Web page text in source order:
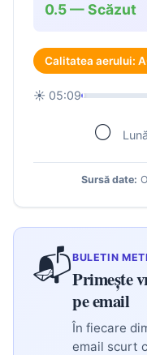
0.5 — Scăzut
Calitatea aerului:
☀ 05:09
🌕
Sursă date:
📬BULETIN
Primește
pe email
În fiecare
email scurt